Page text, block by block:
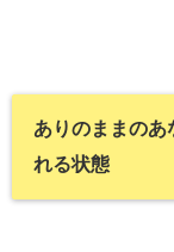
ありのままのあ
れる状態